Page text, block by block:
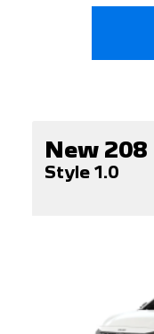
New 208
Style 1.0